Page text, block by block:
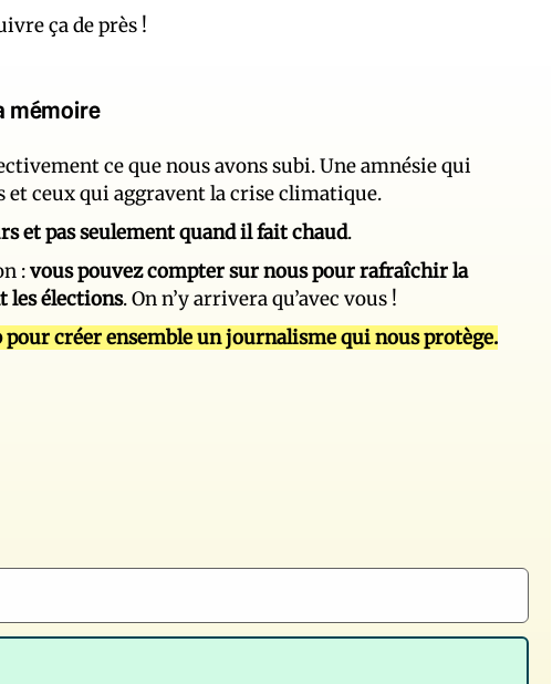
ça de près !
mémoire
ce que nous avons subi. Une amnésie qui
et ceux qui aggravent la crise climatique.
et pas seulement quand il fait chaud.
:vous pouvez compter sur nous pour rafraîchir la
les élections. On n’y arrivera qu’avec vous !
pour créer ensemble un journalisme qui nous protège.